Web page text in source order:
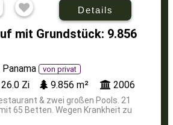
Details
mit Grundstück: 9.856
von privat
26.0 Zi 9.856 m² 2006
& zwei großen Pools. 21
65 Betten. Wegen Krankheit zu